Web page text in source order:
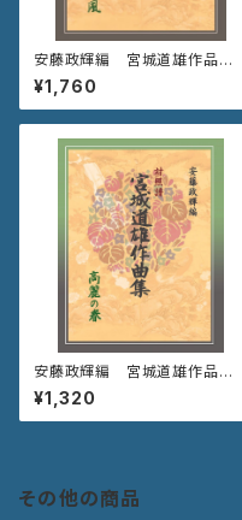
安藤政輝編 宮城道雄作品集
《秋の初風》
¥1,760
安藤政輝編 宮城道雄作品集
《高麗の春》
¥1,320
その他の商品